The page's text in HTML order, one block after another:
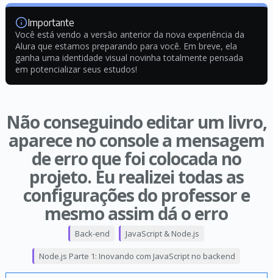
Importante
Você está vendo a versão anterior da nova experiência da
Alura que estamos preparando para você. Em breve, ela
ganha uma identidade visual novinha totalmente pensada
em potencializar seus estudos!
Não conseguindo editar um livro,
aparece no console a mensagem
de erro que foi colocada no
projeto. Eu realizei todas as
configurações do professor e
mesmo assim dá o erro
Back-end JavaScript & Node.js
Node.js Parte 1: Inovando com JavaScript no backend